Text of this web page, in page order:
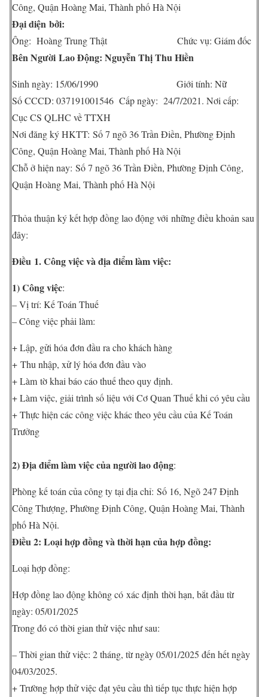
Công, Quận Hoàng Mai, Thành phố Hà Nội
Đại diện bởi:
Ông: Hoàng Trung Thật Chức vụ: Giám đốc
Bên Người Lao Động: Nguyễn Thị Thu Hiền
Sinh ngày: 15/06/1990 Giới tính: Nữ
Số CCCD: 037191001546 Cấp ngày: 24/7/2021. Nơi cấp:
Cục CS QLHC về TTXH
Nơi đăng ký HKTT: Số 7 ngõ 36 Trần Điền, Phường Định
Công, Quận Hoàng Mai, Thành phố Hà Nội
Chỗ ở hiện nay: Số 7 ngõ 36 Trần Điền, Phường Định Công,
Quận Hoàng Mai, Thành phố Hà Nội
Thỏa thuận ký kết hợp đồng lao động với những điều khoản sau
đây:
Điều 1. Công việc và địa điểm làm việc:
1) Công việc:
– Vị trí: Kế Toán Thuế
– Công việc phải làm:
+ Lập, gửi hóa đơn đầu ra cho khách hàng
+ Thu nhập, xử lý hóa đơn đầu vào
+ Làm tờ khai báo cáo thuế theo quy định.
+ Làm việc, giải trình số liệu với Cơ Quan Thuế khi có yêu cầu
+ Thực hiện các công việc khác theo yêu cầu của Kế Toán
Trưởng
2) Địa điểm làm việc của người lao động:
Phòng kế toán của công ty tại địa chỉ: Số 16, Ngõ 247 Định
Công Thượng, Phường Định Công, Quận Hoàng Mai, Thành
phố Hà Nội.
Điều 2: Loại hợp đồng và thời hạn của hợp đồng:
Loại hợp đồng:
Hợp đồng lao động không có xác định thời hạn, bắt đầu từ
ngày: 05/01/2025
Trong đó có thời gian thử việc như sau:
– Thời gian thử việc: 2 tháng, từ ngày 05/01/2025 đến hết ngày
04/03/2025.
+ Trường hợp thử việc đạt yêu cầu thì tiếp tục thực hiện hợp